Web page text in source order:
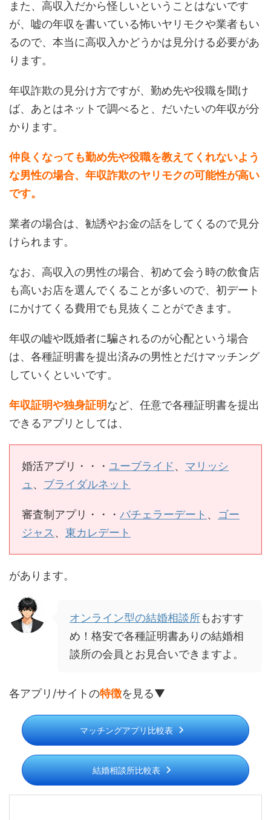
また、高収入だから怪しいということはないです
が、嘘の年収を書いている怖いヤリモクや業者もい
るので、本当に高収入かどうかは見分ける必要があ
ります。
年収詐欺の見分け方ですが、勤め先や役職を聞け
ば、あとはネットで調べると、だいたいの年収が分
かります。
仲良くなっても勤め先や役職を教えてくれないよう
な男性の場合、年収詐欺のヤリモクの可能性が高い
です。
業者の場合は、勧誘やお金の話をしてくるので見分
けられます。
なお、高収入の男性の場合、初めて会う時の飲食店
も高いお店を選んでくることが多いので、初デート
にかけてくる費用でも見抜くことができます。
年収の嘘や既婚者に騙されるのが心配という場合
は、各種証明書を提出済みの男性とだけマッチング
していくといいです。
年収証明や独身証明など、任意で各種証明書を提出
できるアプリとしては、
婚活アプリ・・・ ユーブライド、 マリッシ
ュ、 ブライダルネット
審査制アプリ・・・ バチェラーデート 、 ゴー
ジャス、 東カレデート
があります。
オンライン型の結婚相談所もおすす
め！格安で各種証明書ありの結婚相
談所の会員とお見合いできますよ。
各アプリ/サイトの特徴を見る▼
マッチングアプリ比較表
結婚相談所比較表